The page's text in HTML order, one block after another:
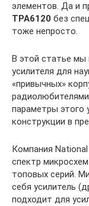
элементов. Да и
TPA6120 без
тоже непросто.
В этой статье мы
усилителя для
«привычных»
параметры этого
конструкции в
Компания
спектр
топовых серий.
себя усилитель
подходит для